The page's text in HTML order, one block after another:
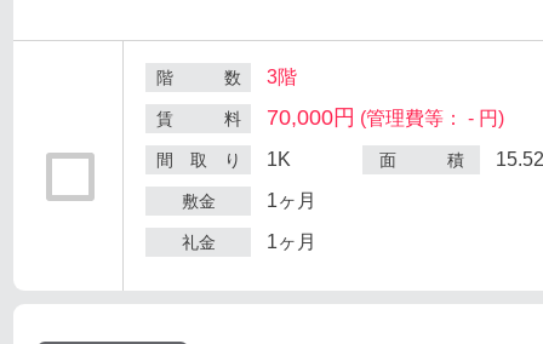
階 数 3階
賃 料 70,000円 (管理費等： - 円)
間 取 り 1K 面 積
敷金 1ヶ月
礼金 1ヶ月